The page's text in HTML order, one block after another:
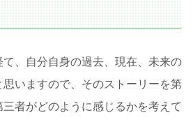
、自分自身の過去、現在、未来の
いますので、そのストーリーを第
者がどのように感じるかを考えて